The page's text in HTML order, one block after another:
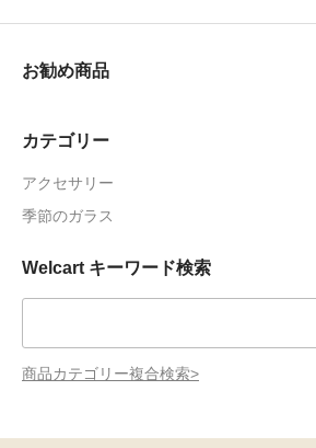
お勧め商品
カテゴリー
アクセサリー
季節のガラス
Welcart キーワード検索
商品カテゴリー複合検索>